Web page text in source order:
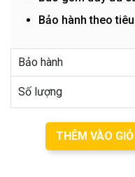
Bảo hành theo
Bảo hành
Số lượng
THÊM VÀO